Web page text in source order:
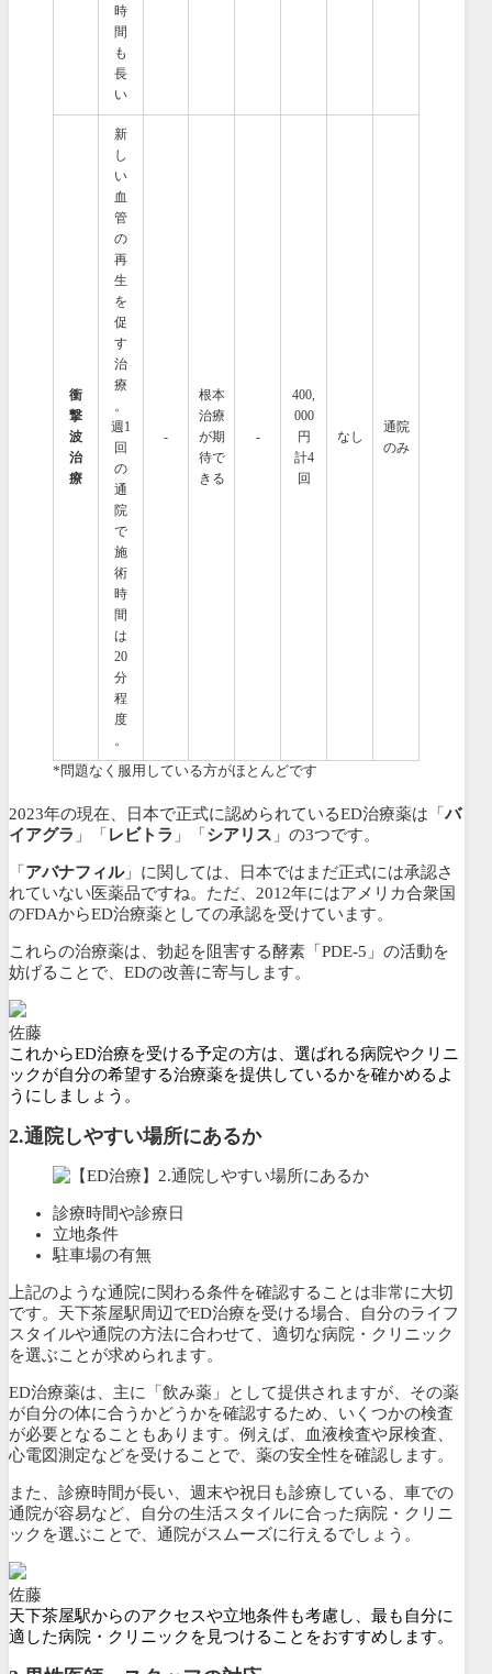
時
間
も
長
い
衝
撃
波
治
療
新
し
い
血
管
の
再
生
を
促
す
治
療
。
週1
回
の
通
院
で
施
術
時
間
は
20
分
程
度
。
-
根本
治療
が期
待で
きる
-
400,
000
円
計4
回
なし
通院
のみ
*問題なく服用している方がほとんどです
2023年の現在、日本で正式に認められているED治療薬は「 バ
イアグラ 」「 レビトラ 」「 シアリス 」の3つです。
「 アバナフィル」に関しては、日本ではまだ正式には承認さ
れていない医薬品ですね。ただ、2012年にはアメリカ合衆国
のFDAからED治療薬としての承認を受けています。
これらの治療薬は、勃起を阻害する酵素「PDE-5」の活動を
妨げることで、EDの改善に寄与します。
佐藤
これからED治療を受ける予定の方は、選ばれる病院やクリニ
ックが自分の希望する治療薬を提供しているかを確かめるよ
うにしましょう。
2.通院しやすい場所にあるか
診療時間や診療日
立地条件
駐車場の有無
上記のような通院に関わる条件を確認することは非常に大切
です。天下茶屋駅周辺でED治療を受ける場合、自分のライフ
スタイルや通院の方法に合わせて、適切な病院・クリニック
を選ぶことが求められます。
ED治療薬は、主に「飲み薬」として提供されますが、その薬
が自分の体に合うかどうかを確認するため、いくつかの検査
が必要となることもあります。例えば、血液検査や尿検査、
心電図測定などを受けることで、薬の安全性を確認します。
また、診療時間が長い、週末や祝日も診療している、車での
通院が容易など、自分の生活スタイルに合った病院・クリニ
ックを選ぶことで、通院がスムーズに行えるでしょう。
佐藤
天下茶屋駅からのアクセスや立地条件も考慮し、最も自分に
適した病院・クリニックを見つけることをおすすめします。